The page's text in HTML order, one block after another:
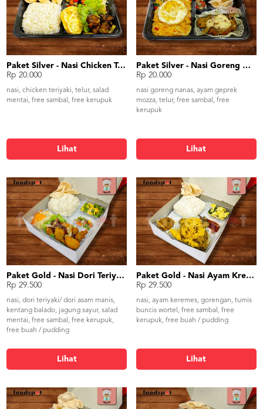
Paket Silver - Nasi Chicken Teriyaki
Rp 20.000
nasi, chicken teriyaki, telur, salad
mentai, free sambal, free kerupuk
Lihat
Paket Silver - Nasi Goreng Nanas Geprek Mozza
Rp 20.000
nasi goreng nanas, ayam geprek
mozza, telur, free sambal, free
kerupuk
Lihat
Paket Gold - Nasi Dori Teriyaki / Asam Manis
Rp 29.500
nasi, dori teriyaki/ dori asam manis,
kentang balado, jagung sayur, salad
mentai, free sambal, free kerupuk,
free buah / pudding
Lihat
Paket Gold - Nasi Ayam Kremes
Rp 29.500
nasi, ayam keremes, gorengan, tumis
buncis wortel, free sambal, free
kerupuk, free buah / pudding
Lihat